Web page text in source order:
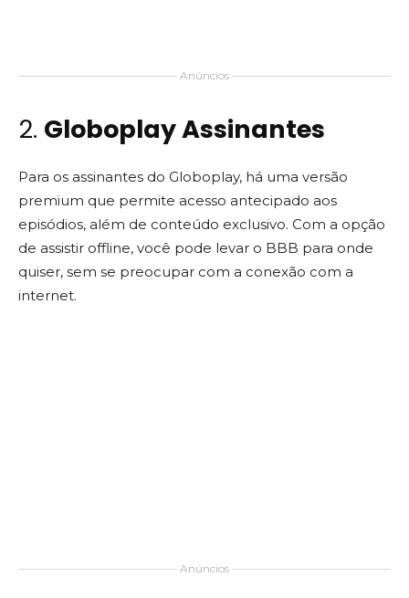
Anúncios
2. Globoplay Assinantes
Para os assinantes do Globoplay, há uma versão
premium que permite acesso antecipado aos
episódios, além de conteúdo exclusivo. Com a opção
de assistir offline, você pode levar o BBB para onde
quiser, sem se preocupar com a conexão com a
internet.
Anúncios